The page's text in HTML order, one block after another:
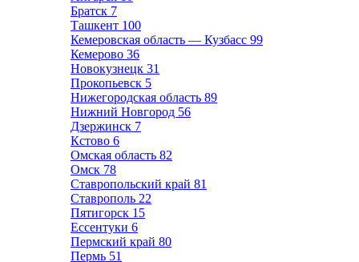
Братск 7
Ташкент 100
Кемеровская область — Кузбасс 99
Кемерово 36
Новокузнецк 31
Прокопьевск 5
Нижегородская область 89
Нижний Новгород 56
Дзержинск 7
Кстово 6
Омская область 82
Омск 78
Ставропольский край 81
Ставрополь 22
Пятигорск 15
Ессентуки 6
Пермский край 80
Пермь 51